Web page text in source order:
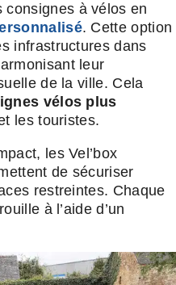
consignes à vélos en
. Cette option
infrastructures dans
leur
de la ville. Cela
vélos plus
les touristes.
les Vel’box
de sécuriser
restreintes. Chaque
à l’aide d’un